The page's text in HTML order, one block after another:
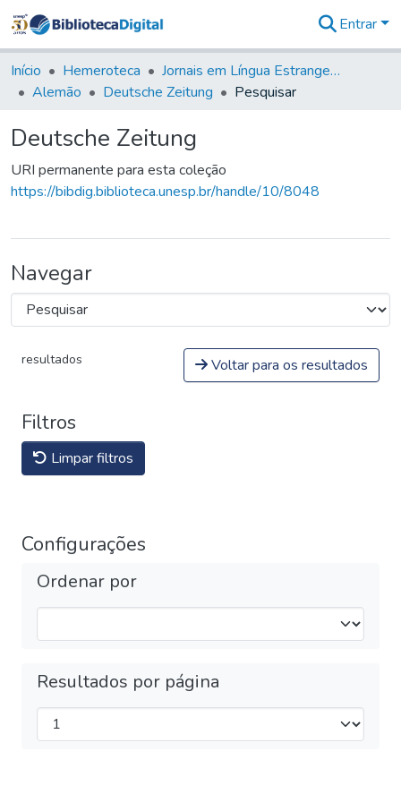
&
Coleções
Tudo na
Digital
Estatísticas
Entrar
Início Hemeroteca
Jornais em Língua Estrangeira
Alemão
Deutsche Zeitung Pesquisar
Deutsche Zeitung
URI permanente para esta coleção
https://bibdig.biblioteca.unesp.br/handle/10/8048
Navegar
resultados Voltar para os resultados
Filtros
Limpar filtros
Configurações
Ordenar por
Resultados por página